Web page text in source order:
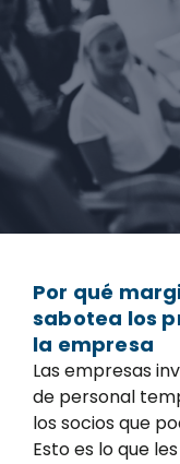
Por qué
sabotea los
la empresa
Las empresas
de personal
los socios que
Esto es lo que